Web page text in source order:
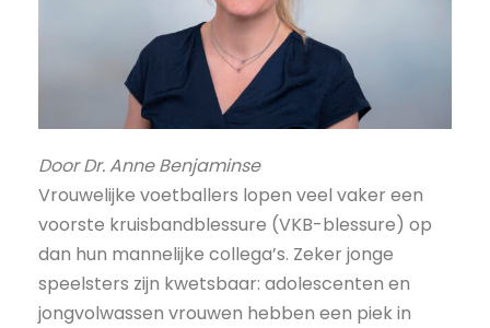
Door Dr. Anne Benjaminse
Vrouwelijke voetballers lopen veel vaker een
voorste kruisbandblessure (VKB-blessure) op
dan hun mannelijke collega’s. Zeker jonge
speelsters zijn kwetsbaar: adolescenten en
jongvolwassen vrouwen hebben een piek in